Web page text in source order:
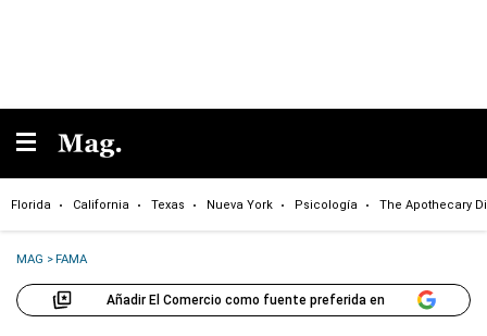
Florida California Texas Nueva York Psicología The Apothecary
MAG >FAMA
Añadir El Comercio como fuente preferida en